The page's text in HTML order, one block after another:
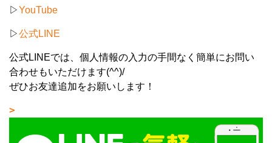
▷YouTube
▷公式LINE
公式LINEでは、個人情報の入力の手間なく簡単にお問い
合わせもいただけます(^^)/
ぜひお友達追加をお願いします！